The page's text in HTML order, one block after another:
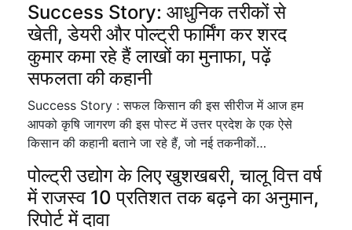
Success Story: आधुनिक तरीकों से
खेती, डेयरी और पोल्ट्री फार्मिंग कर शरद
कुमार कमा रहे हैं लाखों का मुनाफा, पढ़ें
सफलता की कहानी
Success Story : सफल किसान की इस सीरीज में आज हम
आपको कृषि जागरण की इस पोस्ट में उत्तर प्रदेश के एक ऐसे
किसान की कहानी बताने जा रहे हैं, जो नई तकनीकों…
पोल्ट्री उद्योग के लिए खुशखबरी, चालू वित्त वर्ष
में राजस्व 10 प्रतिशत तक बढ़ने का अनुमान,
रिपोर्ट में दावा